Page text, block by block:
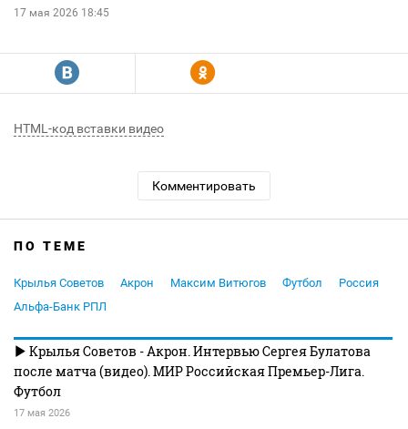
17 мая 2026 18:45
R Y
HTML-код вставки видео
Комментировать
ПО ТЕМЕ
Крылья Советов Акрон Максим Витюгов Футбол
Россия
Альфа-Банк РПЛ
Крылья Советов - Акрон. Интервью Сергея Булатова
после матча (видео). МИР Российская Премьер-Лига.
Футбол
17 мая 2026